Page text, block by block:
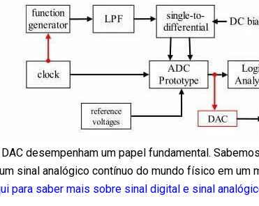
desempenham um papel fundamental.
sinal analógico contínuo do mundo físico em
para saber mais sobre sinal digital e sinal